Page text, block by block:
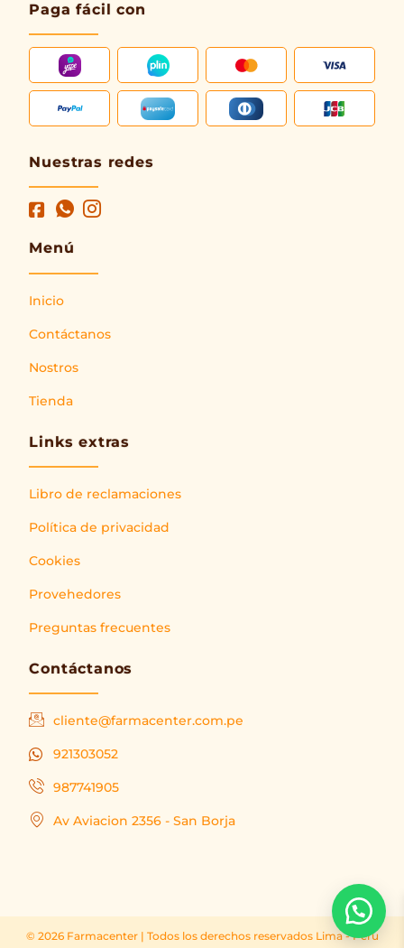
Paga fácil con
Nuestras redes
Menú
Inicio
Contáctanos
Nostros
Tienda
Links extras
Libro de reclamaciones
Política de privacidad
Cookies
Provehedores
Preguntas frecuentes
Contáctanos
cliente@farmacenter.com.pe
921303052
987741905
Av Aviacion 2356 - San Borja
© 2026 Farmacenter | Todos los derechos reservados Lima - Peru